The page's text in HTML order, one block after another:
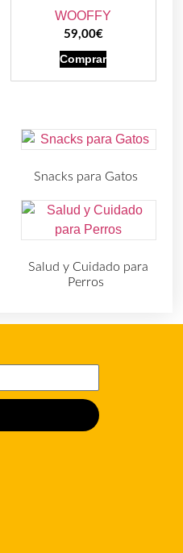
WOOFFY
59,00€
Comprar
Snacks para Gatos
Salud y Cuidado para
Perros